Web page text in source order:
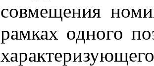
совмещения
рамках одного